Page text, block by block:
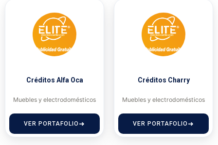
Créditos Alfa Oca
Muebles y electrodomésticos
VER PORTAFOLIO
Créditos Charry
Muebles y electrodomésticos
VER PORTAFOLIO